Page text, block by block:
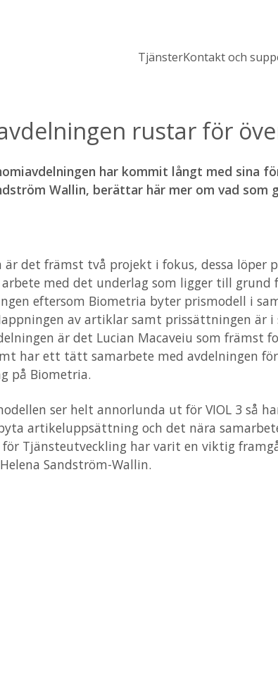
TjänsterKontakt och
rustar för
har kommit långt med sina
Wallin, berättar här mer om vad som
är det främst två projekt i fokus, dessa löper
med det underlag som ligger till grund
eftersom Biometria byter prismodell i
av artiklar samt prissättningen är
är det Lucian Macaveiu som främst
har ett tätt samarbete med avdelningen för
på Biometria.
ser helt annorlunda ut för VIOL 3 så
artikeluppsättning och det nära
för Tjänsteutveckling har varit en viktig
Sandström-Wallin.